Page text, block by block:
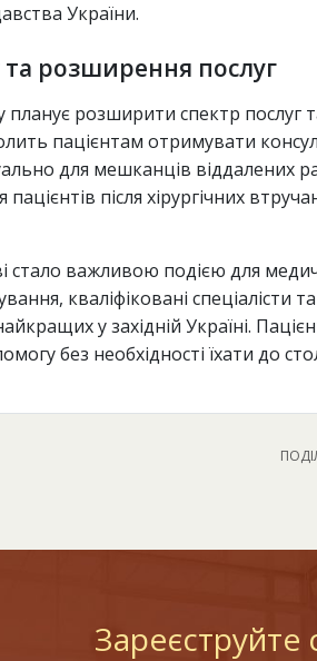
України.
розширення послуг
розширити спектр послуг
пацієнтам отримувати
для мешканців віддалених
після хірургічних
стало важливою подією для
кваліфіковані спеціалісти
у західній Україні.
без необхідності їхати до